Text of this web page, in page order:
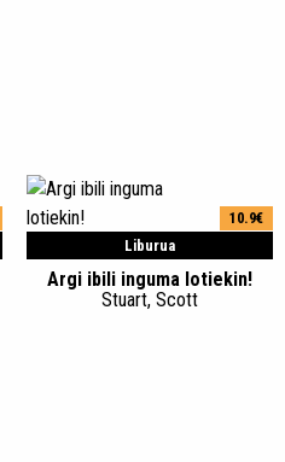
Liburua
10.9€
Argi ibili inguma lotiekin!
Stuart, Scott